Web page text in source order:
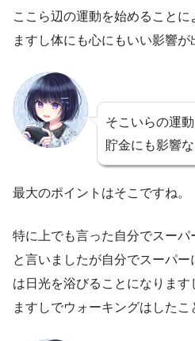
ここら辺の運動を始めること
ますし体にも心にもいい影響が
そこいらの運
貯金にも影響
最大のポイントはそこですね。
特に上でも言った自分でスーパ
と言いましたが自分でスーパ
は日光を浴びることになります
ますしでウォーキングはしたこ